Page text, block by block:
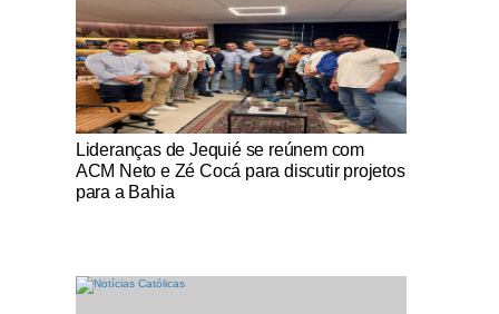
Notícias Católicas
Lideranças de Jequié se reúnem com
ACM Neto e Zé Cocá para discutir projetos
para a Bahia